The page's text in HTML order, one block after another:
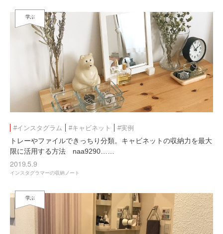
学ぶ
#インスタグラム #キャビネット #実例
トレーやファイルできっちり分類。キャビネットの収納力を最大
限に活用する方法 naa9290……
2019.5.9
インスタグラマーの収納ノート
学ぶ